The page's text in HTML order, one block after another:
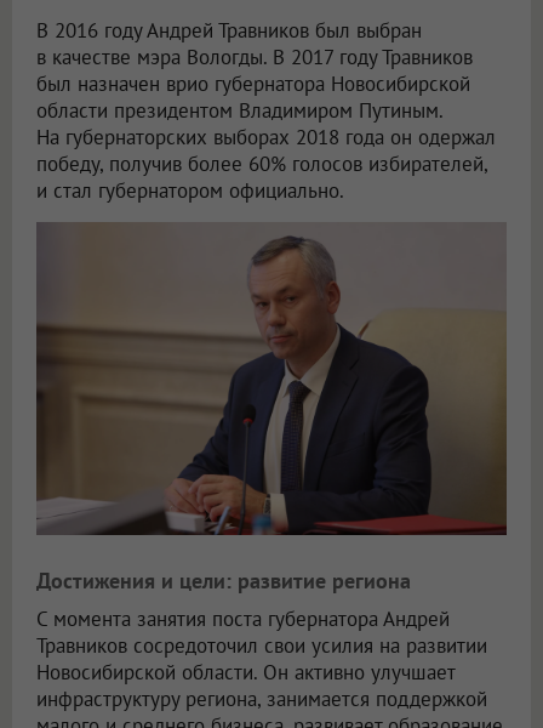
В 2016 году Андрей Травников был выбран
в качестве мэра Вологды. В 2017 году Травников
был назначен врио губернатора Новосибирской
области президентом Владимиром Путиным.
На губернаторских выборах 2018 года он одержал
победу, получив более 60% голосов избирателей,
и стал губернатором официально.
Достижения и цели: развитие региона
С момента занятия поста губернатора Андрей
Травников сосредоточил свои усилия на развитии
Новосибирской области. Он активно улучшает
инфраструктуру региона, занимается поддержкой